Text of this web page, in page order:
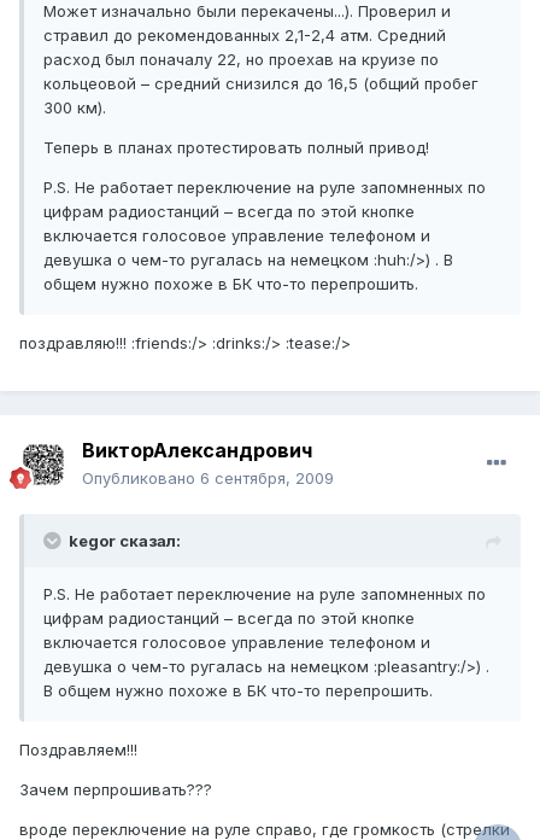
Может изначально были перекачены...). Проверил и
стравил до рекомендованных 2,1-2,4 атм. Средний
расход был поначалу 22, но проехав на круизе по
кольцеовой – средний снизился до 16,5 (общий пробег
300 км).
Теперь в планах протестировать полный привод!
P.S. Не работает переключение на руле запомненных по
цифрам радиостанций – всегда по этой кнопке
включается голосовое управление телефоном и
девушка о чем-то ругалась на немецком :huh:/>) . В
общем нужно похоже в БК что-то перепрошить.
поздравляю!!! :friends:/> :drinks:/> :tease:/>
ВикторАлександрович
Опубликовано 6 сентября, 2009
kegor сказал:
P.S. Не работает переключение на руле запомненных по
цифрам радиостанций – всегда по этой кнопке
включается голосовое управление телефоном и
девушка о чем-то ругалась на немецком :pleasantry:/>) .
В общем нужно похоже в БК что-то перепрошить.
Поздравляем!!!
Зачем перпрошивать???
вроде переключение на руле справо, где громкость (стрелки